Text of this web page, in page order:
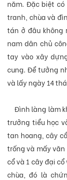
năm. Đặc biệt
tranh, chùa và
tán ở đâu không
nam dân chủ
tay vào xây
cung. Để tưởng
và lấy ngày 14
Đình làng làm
trưởng tiểu học
tan hoang, cây
trống và mấy văn
cổ và 1 cây đại
chùa, đó là